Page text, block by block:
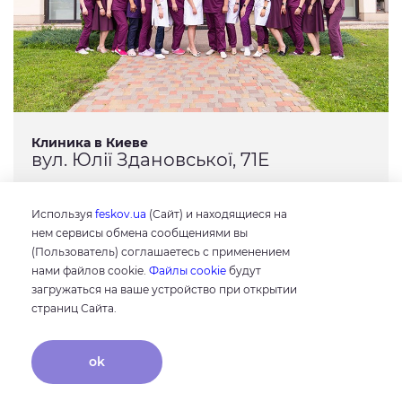
Клиника в Киеве
вул. Юлії Здановської, 71Е
пн-пт 8:30 - 17:00
сб 9:00 - 13:00
Телефон
0 800 50 77 90
Используя feskov.ua (Сайт) и находящиеся на
нем сервисы обмена сообщениями вы
(Пользователь) соглашаетесь с применением
нами файлов cookie. Файлы cookie будут
загружаться на ваше устройство при открытии
страниц Сайта.
ok